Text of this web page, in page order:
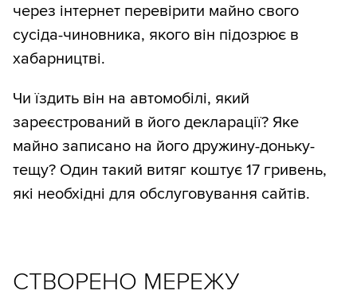
через інтернет перевірити майно свого
сусіда-чиновника, якого він підозрює в
хабарництві.
Чи їздить він на автомобілі, який
зареєстрований в його декларації? Яке
майно записано на його дружину-доньку-
тещу? Один такий витяг коштує 17 гривень,
які необхідні для обслуговування сайтів.
СТВОРЕНО МЕРЕЖУ